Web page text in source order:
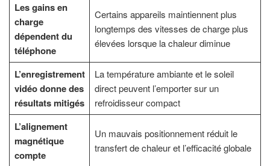
Les gains en
charge
dépendent du
téléphone
Certains appareils maintiennent plus
longtemps des vitesses de charge plus
élevées lorsque la chaleur diminue
L’enregistrement
vidéo donne des
résultats mitigés
La température ambiante et le soleil
direct peuvent l’emporter sur un
refroidisseur compact
L’alignement
magnétique
compte
Un mauvais positionnement réduit le
transfert de chaleur et l’efficacité globale